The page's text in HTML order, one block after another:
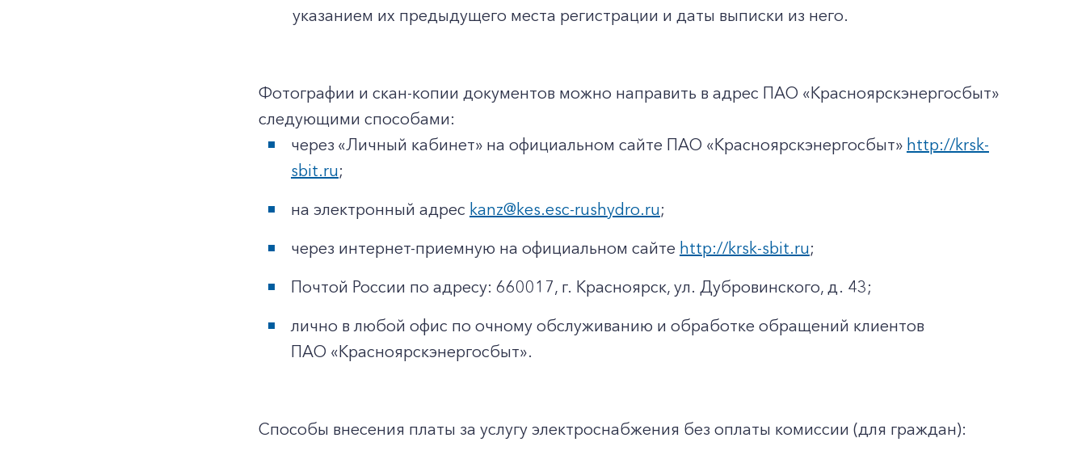
указанием их предыдущего места регистрации и даты выписки из него.
Фотографии и скан-копии документов можно направить в адрес ПАО «Красноярскэнергосбыт»
следующими способами:
через «Личный кабинет» на официальном сайте ПАО «Красноярскэнергосбыт» http://krsk-
sbit.ru;
на электронный адрес kanz@kes.esc-rushydro.ru;
через интернет-приемную на официальном сайте http://krsk-sbit.ru;
Почтой России по адресу: 660017, г. Красноярск, ул. Дубровинского, д. 43;
лично в любой офис по очному обслуживанию и обработке обращений клиентов
ПАО «Красноярскэнергосбыт».
Способы внесения платы за услугу электроснабжения без оплаты комиссии (для граждан):